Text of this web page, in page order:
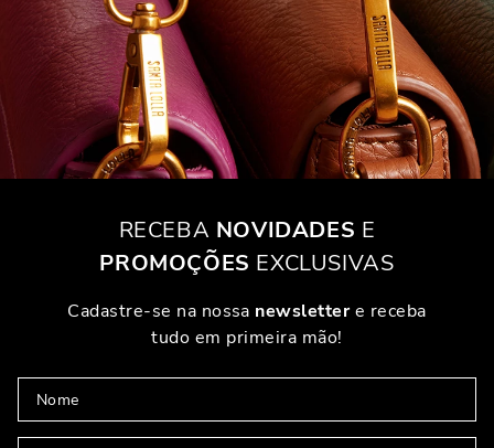
RECEBA NOVIDADES E
PROMOÇÕES EXCLUSIVAS
Cadastre-se na nossa newslettere receba
tudo em primeira mão!